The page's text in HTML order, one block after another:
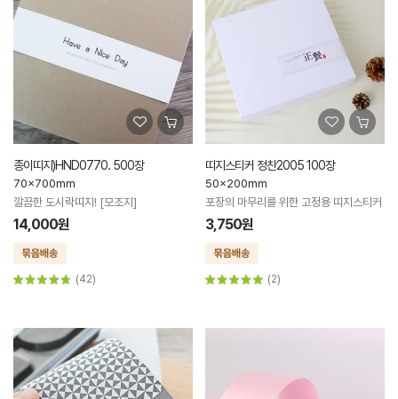
종이띠지)HND0770. 500장
70x700mm
깔끔한 도시락띠지! [모조지]
14,000원
(42)
띠지스티커 정찬2005 100장
50x200mm
포장의 마무리를 위한 고정용 띠지스티커
3,750원
(2)